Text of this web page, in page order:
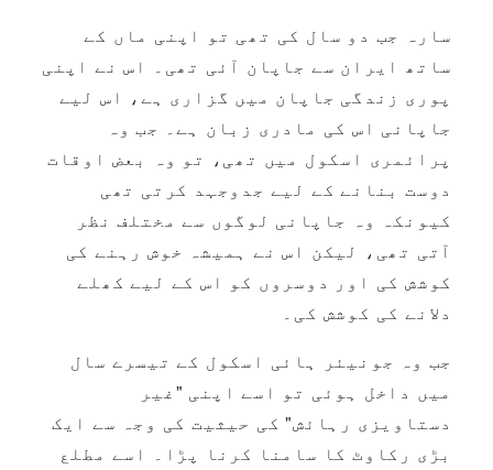
سارہ جب دو سال کی تھی تو اپنی ماں کے
ساتھ ایران سے جاپان آئی تھی۔ اس نے اپنی
پوری زندگی جاپان میں گزاری ہے، اس لیے
جاپانی اس کی مادری زبان ہے۔ جب وہ
پرائمری اسکول میں تھی، تو وہ بعض اوقات
دوست بنانے کے لیے جدوجہد کرتی تھی
کیونکہ وہ جاپانی لوگوں سے مختلف نظر
آتی تھی، لیکن اس نے ہمیشہ خوش رہنے کی
کوشش کی اور دوسروں کو اس کے لیے کھلے
دلانے کی کوشش کی۔
جب وہ جونیئر ہائی اسکول کے تیسرے سال
میں داخل ہوئی تو اسے اپنی "غیر
دستاویزی رہائش" کی حیثیت کی وجہ سے ایک
بڑی رکاوٹ کا سامنا کرنا پڑا۔ اسے مطلع